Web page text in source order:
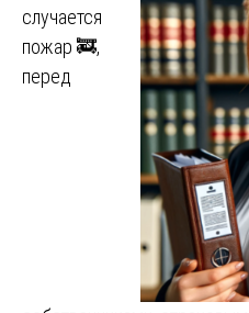
случается
пожар 🚒,
перед